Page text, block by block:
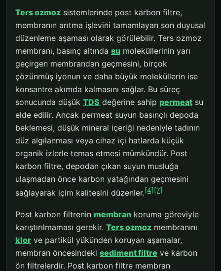
Ters ozmoz sistemlerinde post karbon filtre,
membranın arıtma işlevini tamamlayan son duyusal
düzenleme aşaması olarak görülebilir. Ters ozmoz
membranı, basınç altında su moleküllerinin yarı
geçirgen membrandan geçmesini, birçok
çözünmüş iyonun ve daha büyük moleküllerin ise
konsantre akımda kalmasını sağlar. Bu süreç
sonucunda düşük TDS değerine sahip permeat su
elde edilir. Ancak permeat suyun basınçlı depoda
beklemesi, düşük mineral içeriği nedeniyle tadının
düz algılanması veya cihaz içi hatlarda küçük
organik izlerle temas etmesi mümkündür. Post
karbon filtre, depodan çıkan suyun musluğa
ulaşmadan önce karbon yatağından geçmesini
sağlayarak içim kalitesini düzenler.[4][7]
Post karbon filtrenin membran koruma göreviyle
karıştırılmaması gerekir. Ters ozmoz membranını
klor ve partikül yükünden koruyan aşamalar,
membran öncesindeki sediment filtre ve karbon
ön filtrelerdir. Post karbon filtre membran